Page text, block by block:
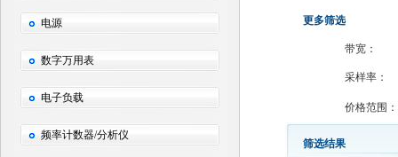
电源
数字万用表
电子负载
频率计数器/分析仪
更多筛选
带宽：
采样率：
价格范围：
筛选结果